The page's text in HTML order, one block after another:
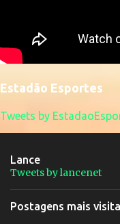
Estadão Esportes
Tweets by
Lance
Tweets by lancenet
Postagens mais